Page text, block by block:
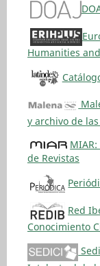
Humanities
y archivo de
de Revistas
Red
Conocimiento